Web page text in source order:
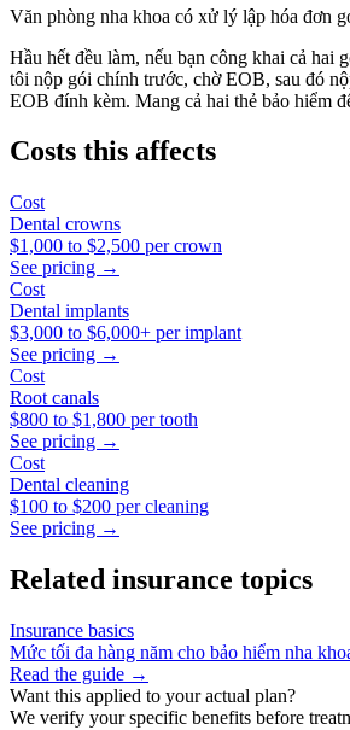
Văn phòng nha khoa có xử lý lập hóa đơn
Hầu hết đều làm, nếu bạn công khai cả hai
tôi nộp gói chính trước, chờ EOB, sau đó
EOB đính kèm. Mang cả hai thẻ bảo hiểm
Costs this affects
Cost
Dental crowns
$1,000 to $2,500 per crown
See pricing →
Cost
Dental implants
$3,000 to $6,000+ per implant
See pricing →
Cost
Root canals
$800 to $1,800 per tooth
See pricing →
Cost
Dental cleaning
$100 to $200 per cleaning
See pricing →
Related insurance topics
Insurance basics
Mức tối đa hàng năm cho bảo hiểm nha
Read the guide →
Want this applied to your actual plan?
We verify your specific benefits before